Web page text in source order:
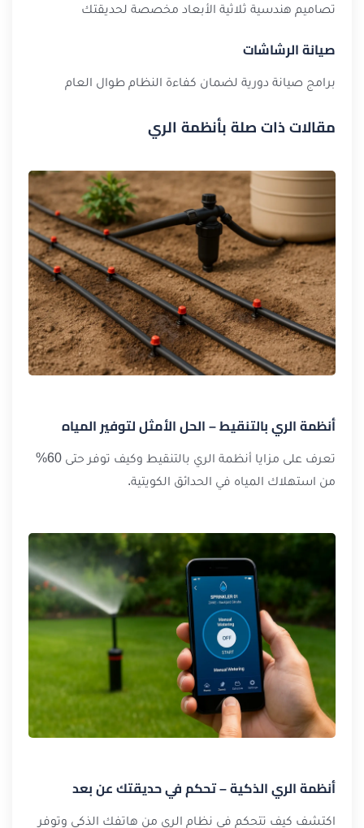
تصاميم هندسية ثلاثية الأبعاد مخصصة لحديقتك
صيانة الرشاشات
برامج صيانة دورية لضمان كفاءة النظام طوال العام
مقالات ذات صلة بأنظمة الري
أنظمة الري بالتنقيط – الحل الأمثل لتوفير المياه
تعرف على مزايا أنظمة الري بالتنقيط وكيف توفر حتى 60%
من استهلاك المياه في الحدائق الكويتية.
أنظمة الري الذكية – تحكم في حديقتك عن بعد
اكتشف كيف تتحكم في نظام الري من هاتفك الذكي وتوفر